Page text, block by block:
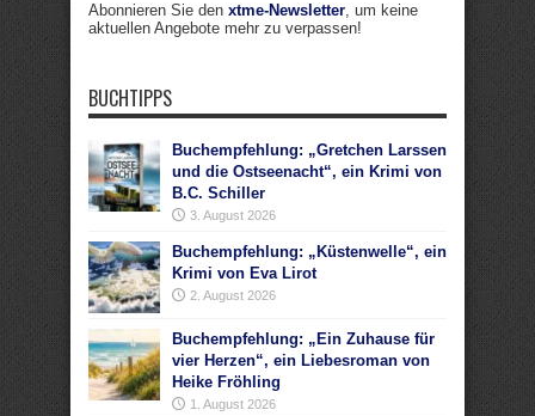
Abonnieren Sie den xtme-Newsletter, um keine
aktuellen Angebote mehr zu verpassen!
BUCHTIPPS
Buchempfehlung: „Gretchen Larssen
und die Ostseenacht“, ein Krimi von
B.C. Schiller
3. August 2026
Buchempfehlung: „Küstenwelle“, ein
Krimi von Eva Lirot
2. August 2026
Buchempfehlung: „Ein Zuhause für
vier Herzen“, ein Liebesroman von
Heike Fröhling
1. August 2026